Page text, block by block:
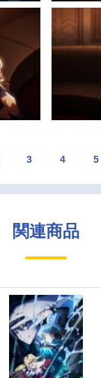
3 4 5
関連商品